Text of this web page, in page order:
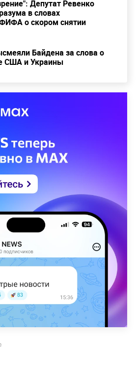
Депутат Ревенко
в словах
о скором снятии
Байдена за слова о
США и Украины